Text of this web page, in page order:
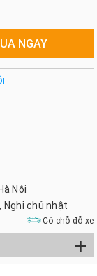
NGAY
Nội
Nghỉ chủ nhật
Có chỗ đỗ xe
+